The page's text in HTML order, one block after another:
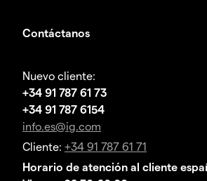
Contáctanos
Nuevo cliente:
+34 91 787 61 73
+34 91 787 6154
info.es@ig.com
Cliente: +34 91 787 61 71
Horario de atención al cliente